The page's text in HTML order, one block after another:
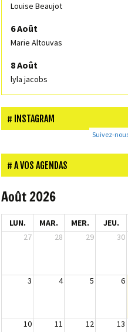
Louise Beaujot
6 Août
Marie Altouvas
8 Août
lyla jacobs
INSTAGRAM
Suivez-
A VOS AGENDAS
Août 2026
LUN. MAR. MER. JEU.
27
28 29 30
3 4 5 6
10 11 12 13